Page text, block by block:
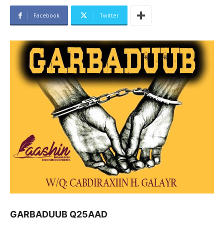
Facebook Twitter
GARBADUUB Q25AAD